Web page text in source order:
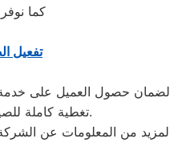
كما
تفعيل
لضمان حصول العميل على
تغطية كاملة للصيانة بعد الإصلاح.
لمزيد من المعلومات عن